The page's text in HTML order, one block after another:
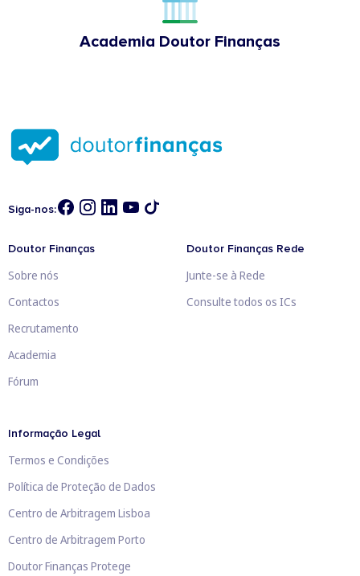
Academia Doutor Finanças
Siga-nos:
Doutor Finanças
Sobre nós
Contactos
Recrutamento
Academia
Fórum
Doutor Finanças Rede
Junte-se à Rede
Consulte todos os ICs
Informação Legal
Termos e Condições
Política de Proteção de Dados
Centro de Arbitragem Lisboa
Centro de Arbitragem Porto
Doutor Finanças Protege